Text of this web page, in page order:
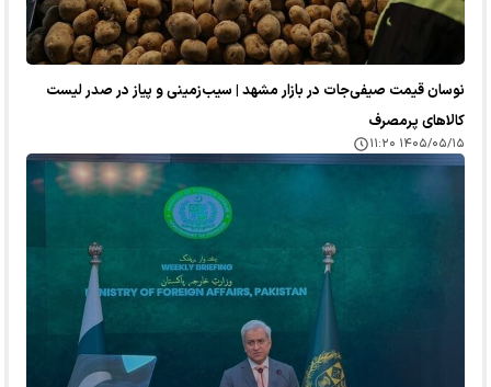
نوسان قیمت صیفی‌جات در بازار مشهد | سیب‌زمینی و پیاز در صدر لیست
کالا‌های پرمصرف
۱۴۰۵/۰۵/۱۵ ۱۱:۲۰